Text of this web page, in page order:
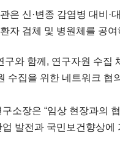
은 신·변종 감염병 대비
자 검체 및 병원체를 공
구와 함께, 연구자원 수집
수집을 위한 네트워크 협
소장은 “임상 현장과의
발전과 국민보건향상에